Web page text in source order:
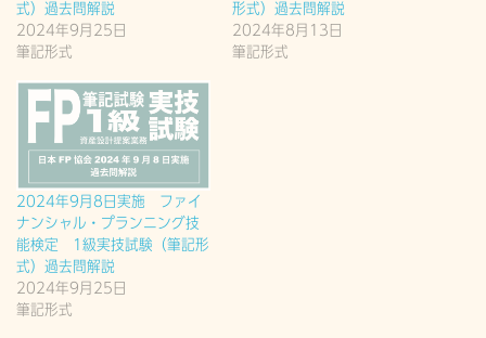
式）過去問解説
2024年9月25日
筆記形式
形式）過去問解説
2024年8月13日
筆記形式
2024年9月8日実施 ファイ
ナンシャル・プランニング技
能検定 1級実技試験（筆記形
式）過去問解説
2024年9月25日
筆記形式